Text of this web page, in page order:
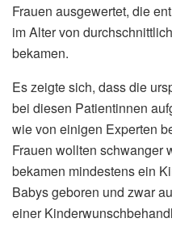
Frauen ausgewertet, die
im Alter von
bekamen.
Es zeigte sich, dass die
bei diesen Patientinnen
wie von einigen Experten
Frauen wollten schwanger
bekamen mindestens ein
Babys geboren und zwar
einer